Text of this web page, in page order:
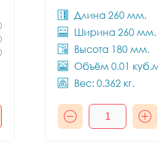
Длина 260 мм.
Ширина 260 мм.
Высота 180 мм.
Объём 0.01
Вес: 0.362 кг.